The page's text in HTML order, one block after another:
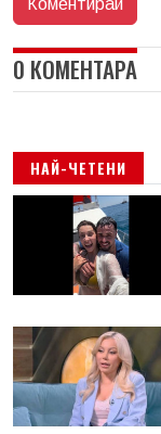
0 КОМЕНТАРА
НАЙ-ЧЕТЕНИ